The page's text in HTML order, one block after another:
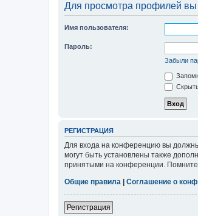
Для просмотра профилей
Имя пользователя:
Пароль:
Забыли
РЕГИСТРАЦИЯ
Для входа на конференцию вы
могут быть установлены также
принятыми на конференции.
Общие правила | Соглашение о
Регистрация